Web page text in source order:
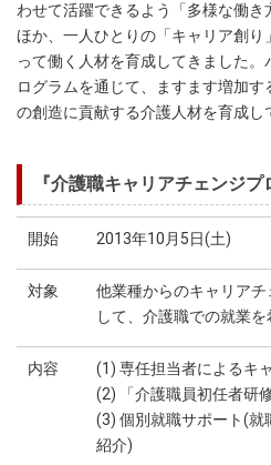
わせて活躍できるよう「多様な働
ほか、一人ひとりの「キャリア創り
って働く人材を育成してきました
ログラムを通じて、ますます増加
の創造に貢献する介護人材を育成し
『介護職キャリアチェンジ
開始 2013年10月5日(土)
対象
他業種からのキャリア
して、介護職での就業
内容
(1) 専任担当者によるキ
(2) 「介護職員初任者研
(3) 個別就職サポート(就
紹介)